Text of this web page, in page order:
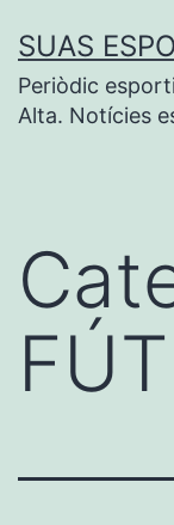
contenido
SUAS
Periòdic
Alta. Notícies